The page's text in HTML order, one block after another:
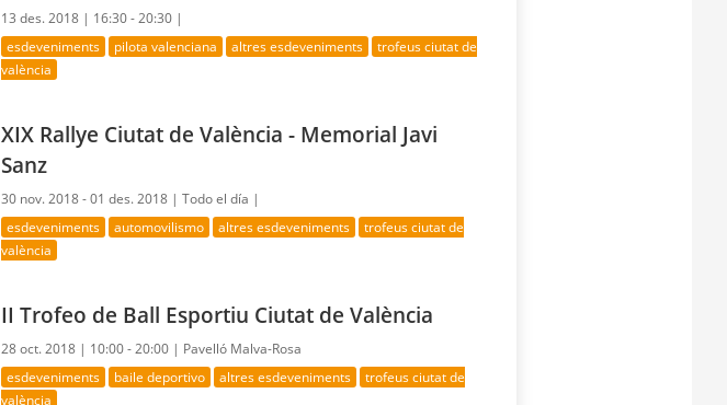
13 des. 2018 | 16:30 - 20:30 |
esdeveniments pilota valenciana altres esdeveniments
trofeus ciutat de
valència
XIX Rallye Ciutat de València - Memorial Javi
Sanz
30 nov. 2018 - 01 des. 2018 |Todo el día |
esdeveniments automovilismo altres esdeveniments
trofeus ciutat de
valència
II Trofeo de Ball Esportiu Ciutat de València
28 oct. 2018 | 10:00 - 20:00 | Pavelló Malva-Rosa
esdeveniments baile deportivo altres esdeveniments
trofeus ciutat de
valència